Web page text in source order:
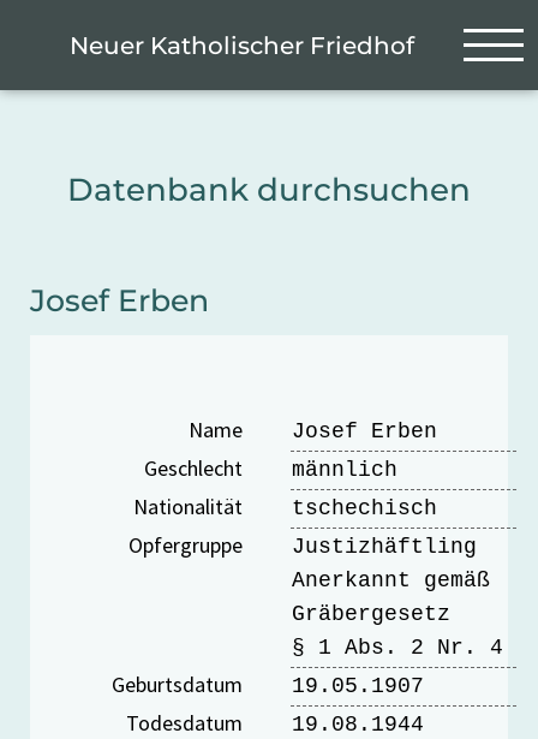
Neuer Katholischer Friedhof
Datenbank durchsuchen
Josef Erben
Name Josef Erben
Geschlecht männlich
Nationalität tschechisch
Opfergruppe
Justizhäftling
Anerkannt gemäß
Gräbergesetz
§ 1 Abs. 2 Nr. 4
Geburtsdatum 19.05.1907
Todesdatum 19.08.1944